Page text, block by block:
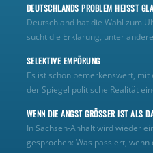
DEUTSCHLANDS PROBLEM HEISST
Deutschland hat die Wahl zum
sucht die Erklärung, unter
SELEKTIVE EMPÖRUNG
Es ist schon bemerkenswert,
der Spiegel politische Realität
WENN DIE ANGST GRÖSSER IST ALS
In Sachsen-Anhalt wird wieder
gesprochen: Was passiert,